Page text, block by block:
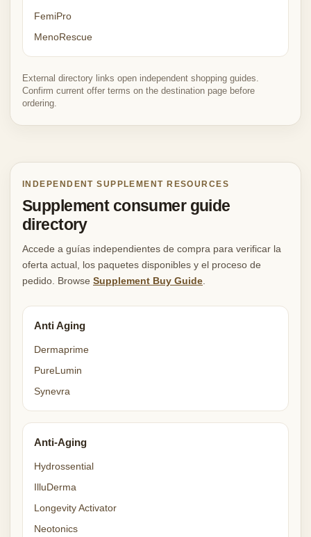
FemiPro
MenoRescue
External directory links open independent shopping guides.
Confirm current offer terms on the destination page before
ordering.
INDEPENDENT SUPPLEMENT RESOURCES
Supplement consumer guide
directory
Accede a guías independientes de compra para verificar la
oferta actual, los paquetes disponibles y el proceso de
pedido. Browse Supplement Buy Guide
Anti Aging
Dermaprime
PureLumin
Synevra
Anti-Aging
Hydrossential
IlluDerma
Longevity Activator
Neotonics